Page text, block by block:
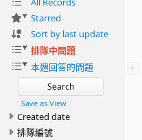
Starred
Sort by last update
排隊中問題
本週回答的問題
Search
Save as View
Created date
排隊編號
+